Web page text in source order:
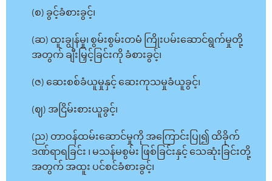
(စ) ခွင့်ခံစားခွင့်၊
(ဆ) ထူးချွန်မှု၊ စွမ်းစွမ်းတမံ ကြိုးပမ်းဆောင်ရွက်မှုတို့
အတွက် ချီးမြှင့်ခြင်းကို ခံစားခွင့်၊
(ဇ) ဆေးစစ်ခံယူမှုနှင့် ဆေးကုသမှုခံယူခွင့်၊
(ဈ) အငြိမ်းစားယူခွင့်၊
(ည) တာဝန်ထမ်းဆောင်မှုကို အကြောင်းပြု၍ ထိခိုက်
ဒဏ်ရာရခြင်း ၊ မသန်မစွမ်း ဖြစ်ခြင်းနှင့် သေဆုံးခြင်းတို့
အတွက် အထူး ပင်စင်ခံစားခွင့်၊